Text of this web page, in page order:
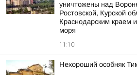
уничтожены над
Ростовской, Курской
Краснодарским краем
моря
11:10
Нехороший особняк